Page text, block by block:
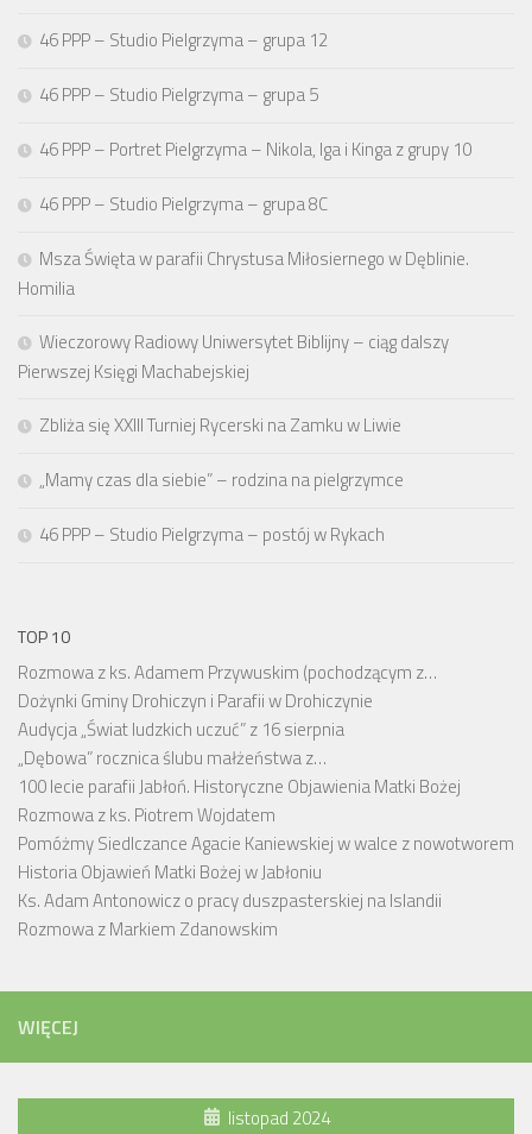
46 PPP – Studio Pielgrzyma – grupa 12
46 PPP – Studio Pielgrzyma – grupa 5
46 PPP – Portret Pielgrzyma – Nikola, Iga i Kinga z grupy 10
46 PPP – Studio Pielgrzyma – grupa 8C
Msza Święta w parafii Chrystusa Miłosiernego w Dęblinie.
Homilia
Wieczorowy Radiowy Uniwersytet Biblijny – ciąg dalszy
Pierwszej Księgi Machabejskiej
Zbliża się XXIII Turniej Rycerski na Zamku w Liwie
„Mamy czas dla siebie” – rodzina na pielgrzymce
46 PPP – Studio Pielgrzyma – postój w Rykach
TOP 10
Rozmowa z ks. Adamem Przywuskim (pochodzącym z…
Dożynki Gminy Drohiczyn i Parafii w Drohiczynie
Audycja „Świat ludzkich uczuć” z 16 sierpnia
„Dębowa” rocznica ślubu małżeństwa z…
100 lecie parafii Jabłoń. Historyczne Objawienia Matki Bożej
Rozmowa z ks. Piotrem Wojdatem
Pomóżmy Siedlczance Agacie Kaniewskiej w walce z nowotworem
Historia Objawień Matki Bożej w Jabłoniu
Ks. Adam Antonowicz o pracy duszpasterskiej na Islandii
Rozmowa z Markiem Zdanowskim
WIĘCEJ
listopad 2024